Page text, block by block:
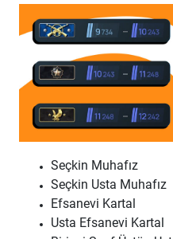
Seçkin Muhafız
Seçkin Usta Muhafız
Efsanevi Kartal
Usta Efsanevi Kartal